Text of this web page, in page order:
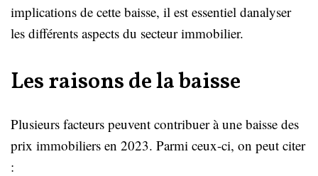
implications de cette baisse, il est essentiel danalyser
les différents aspects du secteur immobilier.
Les raisons de la baisse
Plusieurs facteurs peuvent contribuer à une baisse des
prix immobiliers en 2023. Parmi ceux-ci, on peut citer
: